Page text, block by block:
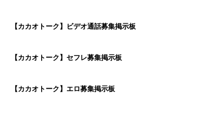
【カカオトーク】ビデオ通話募集掲示板
【カカオトーク】セフレ募集掲示板
【カカオトーク】エロ募集掲示板